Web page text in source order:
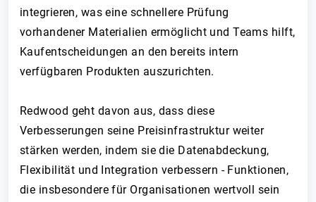
integrieren, was eine schnellere Prüfung
vorhandener Materialien ermöglicht und Teams hilft,
Kaufentscheidungen an den bereits intern
verfügbaren Produkten auszurichten.
Redwood geht davon aus, dass diese
Verbesserungen seine Preisinfrastruktur weiter
stärken werden, indem sie die Datenabdeckung,
Flexibilität und Integration verbessern - Funktionen,
die insbesondere für Organisationen wertvoll sein